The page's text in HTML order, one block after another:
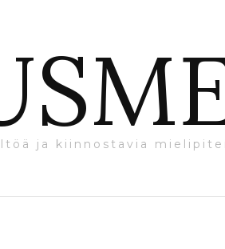
ja kiinnostavia